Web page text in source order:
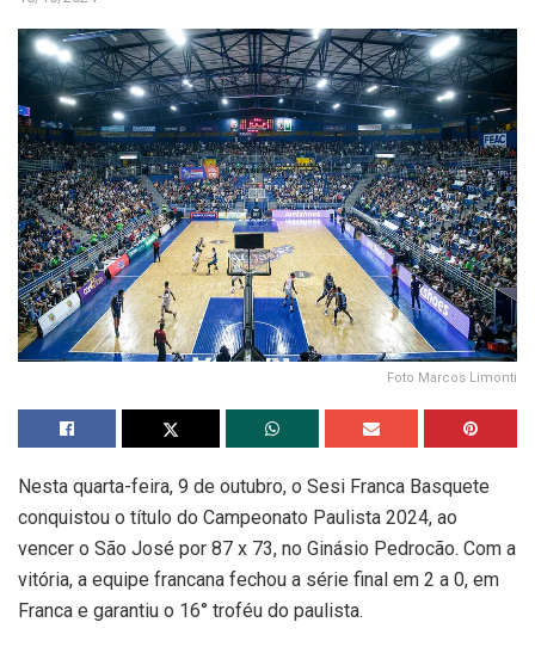
Foto Marcos Limonti
Nesta quarta-feira, 9 de outubro, o Sesi Franca Basquete
conquistou o título do Campeonato Paulista 2024, ao
vencer o São José por 87 x 73, no Ginásio Pedrocão. Com a
vitória, a equipe francana fechou a série final em 2 a 0, em
Franca e garantiu o 16° troféu do paulista.